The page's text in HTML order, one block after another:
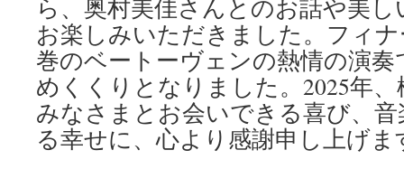
ら、奥村美佳さんとのお話や美
お楽しみいただきました。フィ
巻のベートーヴェンの熱情の演
めくくりとなりました。2025年
みなさまとお会いできる喜び、
る幸せに、心より感謝申し上げま